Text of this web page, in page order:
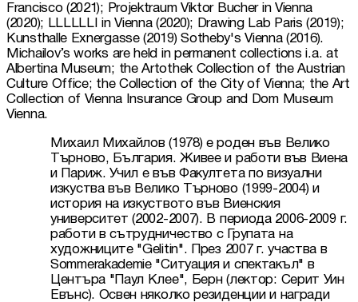
Francisco (2021); Projektraum Viktor Bucher in Vienna
(2020); LLLLLLI in Vienna (2020); Drawing Lab Paris (2019);
Kunsthalle Exnergasse (2019) Sotheby's Vienna (2016).
Michailov’s works are held in permanent collections i.a. at
Albertina Museum; the Artothek Collection of the Austrian
Culture Office; the Collection of the City of Vienna; the Art
Collection of Vienna Insurance Group and Dom Museum
Vienna.
Михаил Михайлов (1978) е роден във Велико
Търново, България. Живее и работи във Виена
и Париж. Учил е във Факултета по визуални
изкуства във Велико Търново (1999-2004) и
история на изкуството във Виенския
университет (2002-2007). В периода 2006-2009 г.
работи в сътрудничество с Групата на
художниците "Gelitin". През 2007 г. участва в
Sommerakademie "Ситуация и спектакъл" в
Центъра "Паул Клее", Берн (лектор: Серит Уин
Евънс). Освен няколко резиденции и награди